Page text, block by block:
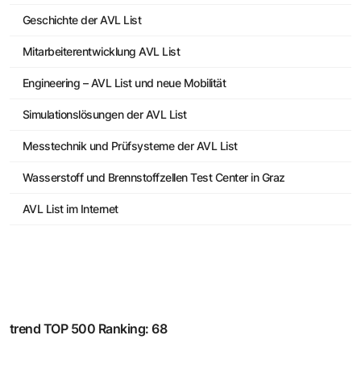
Geschichte der AVL List
Mitarbeiterentwicklung AVL List
Engineering – AVL List und neue Mobilität
Simulationslösungen der AVL List
Messtechnik und Prüfsysteme der AVL List
Wasserstoff und Brennstoffzellen Test Center in Graz
AVL List im Internet
trend TOP 500 Ranking: 68